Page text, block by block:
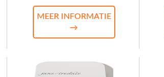
MEER INFORMATIE
→